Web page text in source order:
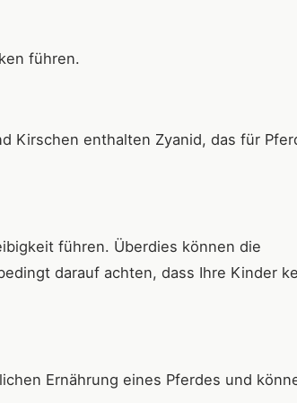
führen.
Kirschen enthalten Zyanid, das für
führen. Überdies können die
darauf achten, dass Ihre Kinder
Ernährung eines Pferdes und